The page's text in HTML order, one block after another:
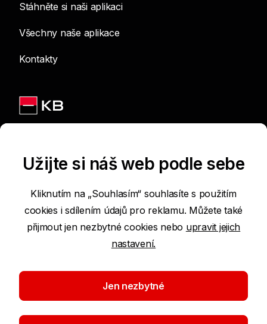
Stáhněte si naši aplikaci
Všechny naše aplikace
Kontakty
Podmínky používání internetových stránek
Prohlášení o přístupnosti
Ochrana osobních údajů
Užijte si náš web podle sebe
Kliknutím na „Souhlasím“ souhlasíte s použitím
cookies i sdílením údajů pro reklamu. Můžete také
přijmout jen nezbytné cookies nebo upravit jejich
nastavení.
Jen nezbytné